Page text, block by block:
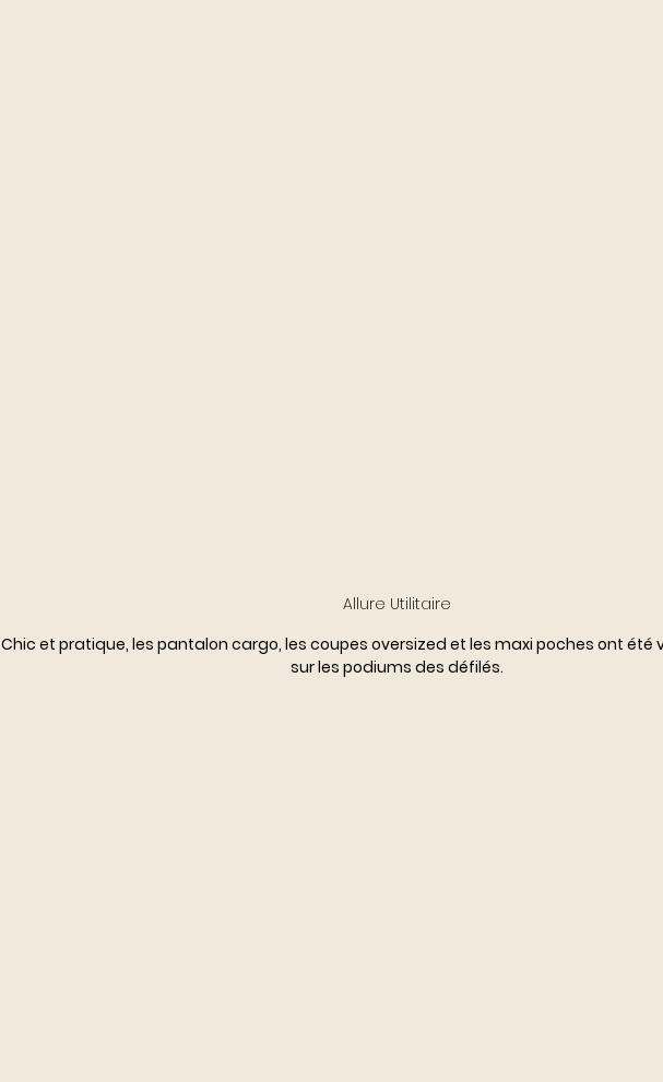
Allure Utilitaire
Chic et pratique, les pantalon cargo, les coupes oversized et les maxi poches ont été
sur les podiums des défilés.